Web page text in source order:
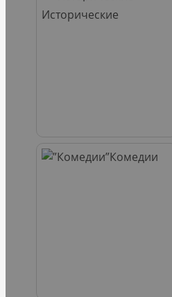
Исторические
Комедии